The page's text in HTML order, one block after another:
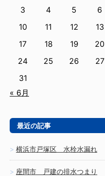
3
4 5 6
10
11 12 13
17
18 19 20
24
25 26 27
31
« 6月
最近の記事
横浜市戸塚区 水栓水漏れ
座間市 戸建の排水つまり